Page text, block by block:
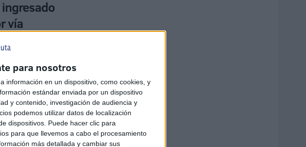
para nosotros
información en un dispositivo, como cookies, y
estándar enviada por un dispositivo
y contenido, investigación de audiencia y
podemos utilizar datos de localización
dispositivos. Puede hacer clic para
para que llevemos a cabo el procesamiento
más detallada y cambiar sus
vía
según el
por vía